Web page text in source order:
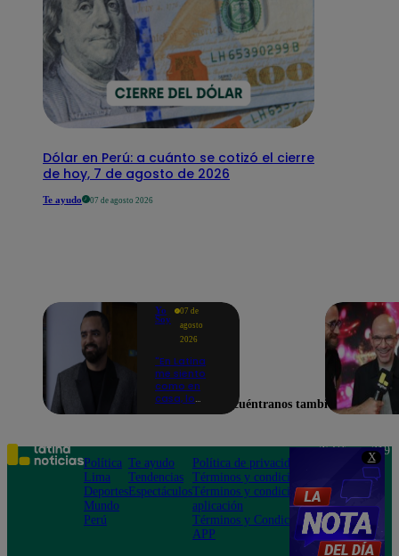
X
Dólar en Perú: a cuánto se cotizó el cierre
de hoy, 7 de agosto de 2026
Te ayudo 07 de agosto 2026
Yo
Soy
07 de
agosto
2026
"En Latina
me siento
como en
casa, lo
emocionado
por estreno
de Yo Soy
2026
Encuéntranos también en
Política
Lima
Deportes
Mundo
Perú
Te ayudo
Tendencias
Espectáculos
Política de privacidad
Términos y condiciones
Términos y condiciones
aplicación
Términos y Condiciones
APP
Teléfono: 219
Av. San
Felipe 968
Jesús María